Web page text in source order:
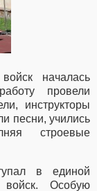
началась
провели
инструкторы
песни, учились
строевые
в единой
Особую